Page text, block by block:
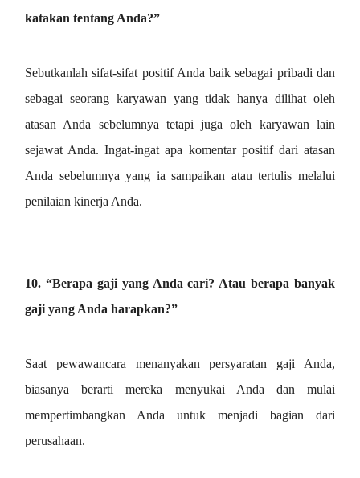
katakan tentang Anda?”
Sebutkanlah sifat-sifat positif Anda baik sebagai pribadi dan
sebagai seorang karyawan yang tidak hanya dilihat oleh
atasan Anda sebelumnya tetapi juga oleh karyawan lain
sejawat Anda. Ingat-ingat apa komentar positif dari atasan
Anda sebelumnya yang ia sampaikan atau tertulis melalui
penilaian kinerja Anda.
10. “Berapa gaji yang Anda cari? Atau berapa banyak
gaji yang Anda harapkan?”
Saat pewawancara menanyakan persyaratan gaji Anda,
biasanya berarti mereka menyukai Anda dan mulai
mempertimbangkan Anda untuk menjadi bagian dari
perusahaan.